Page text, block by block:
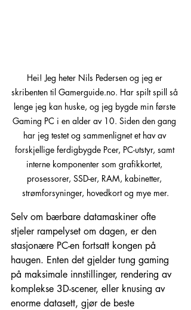
Hei! Jeg heter Nils Pedersen og jeg er
skribenten til Gamerguide.no. Har spilt spill så
lenge jeg kan huske, og jeg bygde min første
Gaming PC i en alder av 10. Siden den gang
har jeg testet og sammenlignet et hav av
forskjellige ferdigbygde Pcer, PC-utstyr, samt
interne komponenter som grafikkortet,
prosessorer, SSD-er, RAM, kabinetter,
strømforsyninger, hovedkort og mye mer.
Selv om bærbare datamaskiner ofte
stjeler rampelyset om dagen, er den
stasjonære PC-en fortsatt kongen på
haugen. Enten det gjelder tung gaming
på maksimale innstillinger, rendering av
komplekse 3D-scener, eller knusing av
enorme datasett, gjør de beste